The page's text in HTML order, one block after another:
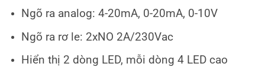
Ngõ ra analog: 4-20mA, 0-20mA, 0-10V
Ngõ ra rơ le: 2xNO 2A/230Vac
Hiển thị 2 dòng LED, mỗi dòng 4 LED cao